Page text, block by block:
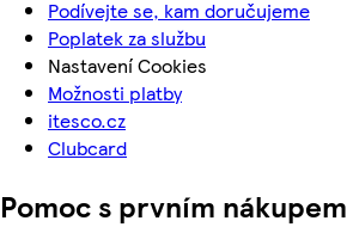
Podívejte se, kam doručujeme
Poplatek za službu
Nastavení Cookies
Možnosti platby
itesco.cz
Clubcard
Pomoc s prvním nákupem